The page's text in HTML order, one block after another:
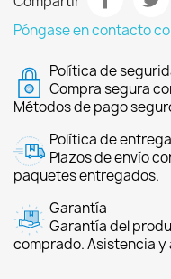
Póngase en contacto
Política de
Compra segura
Métodos de pago
Política de entrega
Plazos de envío
paquetes entregados.
Garantía
Garantía del
comprado. Asistencia y